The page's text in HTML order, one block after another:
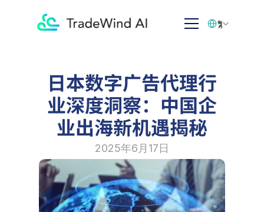
日本数字广告代理行
业深度洞察：中国企
业出海新机遇揭秘
2025年6月17日
繁体中文